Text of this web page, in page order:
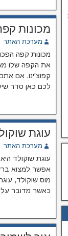
מכונות
מערכת האתר
מכונות קפה
את הקפה שלו
קפוצ'ינו. אם
לכם כאן סדר
עוגת
מערכת האתר
עוגת שוקולד
אפשר למצוא
מוס שוקולד,
כאשר מדובר על